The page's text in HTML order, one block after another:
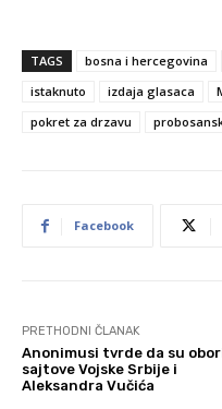
TAGS bosna i hercegovina
istaknuto
izdaja glasaca
pokret za drzavu
Facebook
PRETHODNI ČLANAK
Anonimusi tvrde da su
sajtove Vojske Srbije i
Aleksandra Vučića